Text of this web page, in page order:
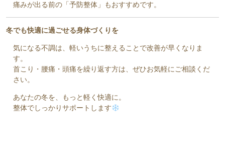
痛みが出る前の「予防整体」もおすすめです。
冬でも快適に過ごせる身体づくりを
気になる不調は、軽いうちに整えることで改善が早くなりま
す。
首こり・腰痛・頭痛を繰り返す方は、ぜひお気軽にご相談くだ
さい。
あなたの冬を、もっと軽く快適に。
整体でしっかりサポートします